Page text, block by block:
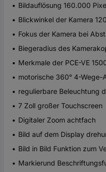
Bildauflösung 160.000
Blickwinkel der Kamera
Fokus der Kamera bei
Biegeradius des
Merkmale der PCE-VE
motorische 360° 4-
regulierbare Beleuchtung
7 Zoll großer Touchscreen
Digitaler Zoom achtfach
Bild auf dem Display
Bild in Bild Funktion zum
Markierund